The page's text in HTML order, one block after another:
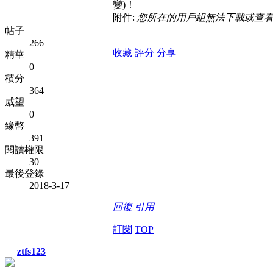
帖子
266
精華
0
積分
364
威望
0
緣幣
391
閱讀權限
30
最後登錄
2018-3-17
變)！
附件: 您所在的用戶組無法下載或查
收藏 評分 分享
回復 引用
訂閱 TOP
ztfs123